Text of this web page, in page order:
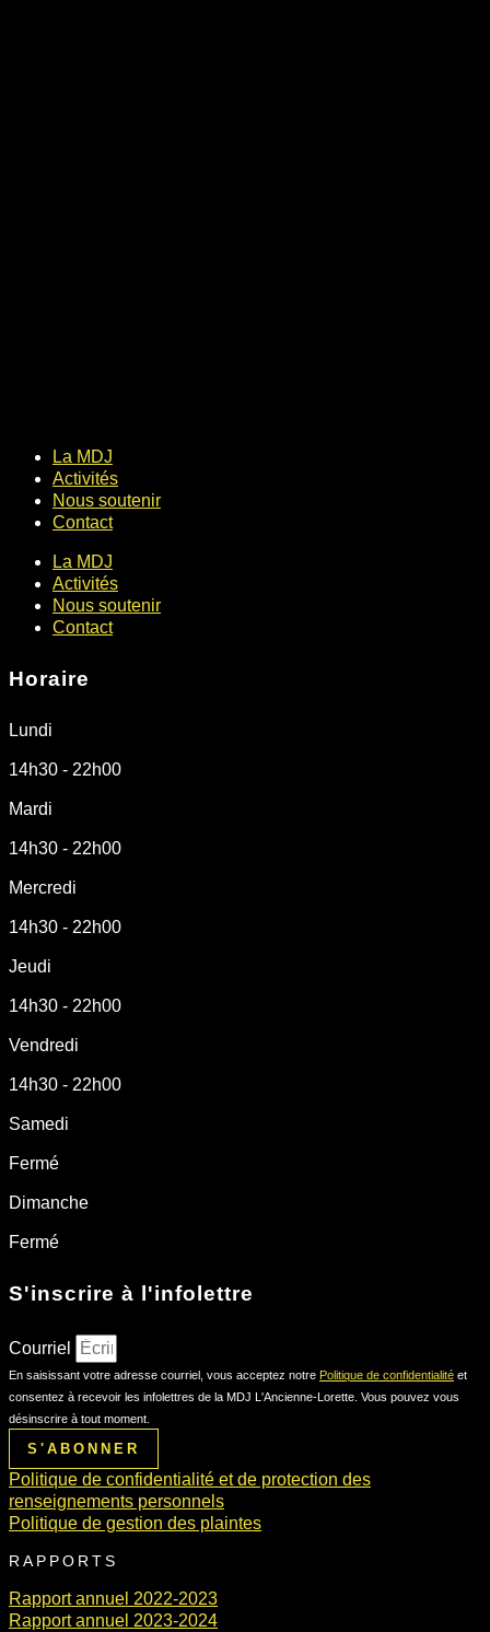
La MDJ
Activités
Nous soutenir
Contact
La MDJ
Activités
Nous soutenir
Contact
Horaire
Lundi
14h30 - 22h00
Mardi
14h30 - 22h00
Mercredi
14h30 - 22h00
Jeudi
14h30 - 22h00
Vendredi
14h30 - 22h00
Samedi
Fermé
Dimanche
Fermé
S'inscrire à l'infolettre
Courriel
En saisissant votre adresse courriel, vous acceptez notre Politique de confidentialité et
consentez à recevoir les infolettres de la MDJ L'Ancienne-Lorette. Vous pouvez vous
désinscrire à tout moment.
S'ABONNER
Politique de confidentialité et de protection des
renseignements personnels
Politique de gestion des plaintes
RAPPORTS
Rapport annuel 2022-2023
Rapport annuel 2023-2024